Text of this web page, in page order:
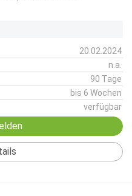
20.02.2024
n.a.
90 Tage
bis 6 Wochen
verfügbar